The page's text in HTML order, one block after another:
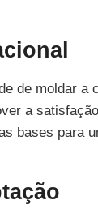
de moldar
a
bases para